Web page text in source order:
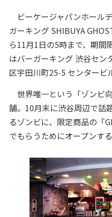
ビーケージャパンホール
ガーキング SHIBUYA
ら11月1日の5時まで、期間
はバーガーキング 渋谷セン
区宇田川町25-5 センタービ
世界唯一という「ゾンビ
舗。10月末に渋谷周辺で話
るゾンビに、限定商品の「
でもらうためにオープンす